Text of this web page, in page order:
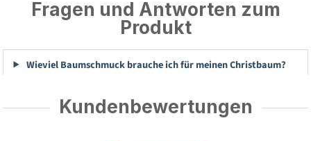
Fragen und Antworten zum
Produkt
Wieviel Baumschmuck brauche ich für meinen Christbaum?
Kundenbewertungen